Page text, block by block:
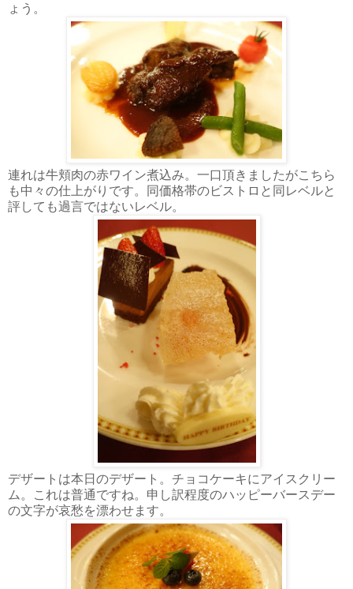
ょう。
連れは牛頬肉の赤ワイン煮込み。一口頂きましたがこちら
も中々の仕上がりです。同価格帯のビストロと同レベルと
評しても過言ではないレベル。
デザートは本日のデザート。チョコケーキにアイスクリー
ム。これは普通ですね。申し訳程度のハッピーバースデー
の文字が哀愁を漂わせます。